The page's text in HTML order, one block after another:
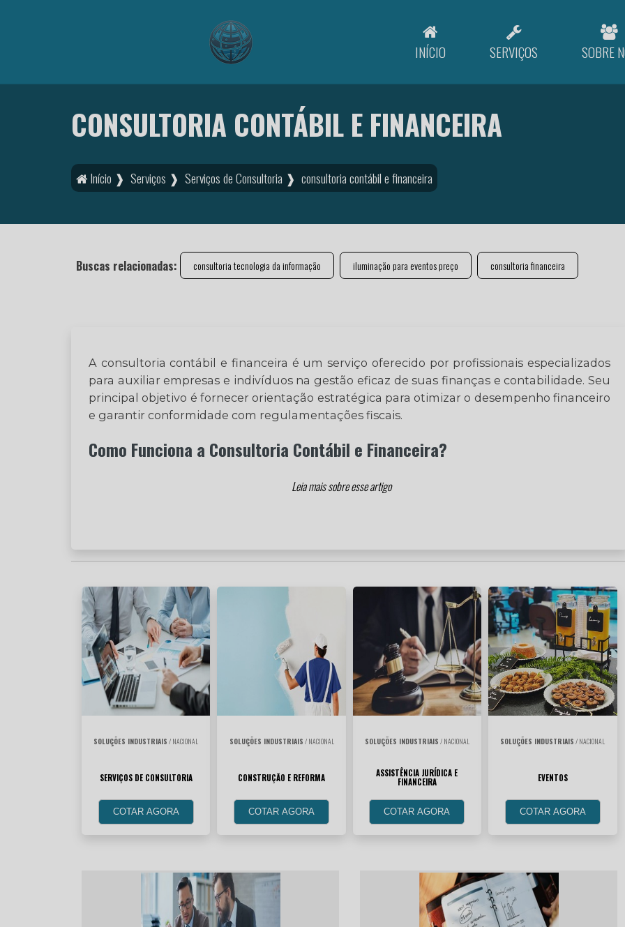
INÍCIO SERVIÇOS SOBRE
CONSULTORIA CONTÁBIL E FINANCEIRA
Início ❱ Serviços ❱ Serviços de Consultoria ❱ consultoria contábil e financeira
Buscas relacionadas: consultoria tecnologia da informação iluminação para eventos preço consultoria financeira
A consultoria contábil e financeira é um serviço oferecido por profissionais especializados
para auxiliar empresas e indivíduos na gestão eficaz de suas finanças e contabilidade. Seu
principal objetivo é fornecer orientação estratégica para otimizar o desempenho financeiro
e garantir conformidade com regulamentações fiscais.
Como Funciona a Consultoria Contábil e Financeira?
SOLUÇÕES INDUSTRIAIS / NACIONAL
SERVIÇOS DE CONSULTORIA
COTAR AGORA
SOLUÇÕES INDUSTRIAIS / NACIONAL
CONSTRUÇÃO E REFORMA
COTAR AGORA
SOLUÇÕES INDUSTRIAIS / NACIONAL
ASSISTÊNCIA JURÍDICA E
FINANCEIRA
COTAR AGORA
SOLUÇÕES INDUSTRIAIS / NACIONAL
EVENTOS
COTAR AGORA